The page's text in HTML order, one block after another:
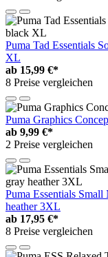
Puma Tad Essentials
XL
ab 15,99 €*
8 Preise vergleichen
Puma Graphics
ab 9,99 €*
2 Preise vergleichen
Puma Essentials
heather 3XL
ab 17,95 €*
8 Preise vergleichen